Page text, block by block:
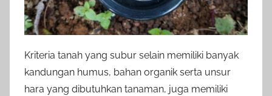
Kriteria tanah yang subur selain memiliki banyak
kandungan humus, bahan organik serta unsur
hara yang dibutuhkan tanaman, juga memiliki